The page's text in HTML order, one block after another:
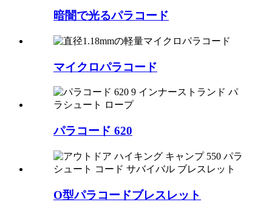
暗闇で光るパラコード
マイクロパラコード
パラコード 620
O型パラコードブレスレット